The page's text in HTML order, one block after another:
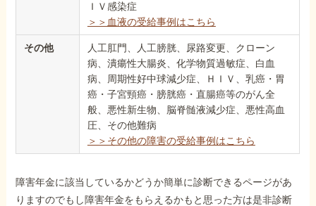
ＩＶ感染症
＞＞血液の受給事例はこちら
その他
人工肛門、人工膀胱、尿路変更、クローン
病、潰瘍性大腸炎、化学物質過敏症、白血
病、周期性好中球減少症、ＨＩＶ、乳癌・胃
癌・子宮頸癌・膀胱癌・直腸癌等のがん全
般、悪性新生物、脳脊髄液減少症、悪性高血
圧、その他難病
＞＞その他の障害の受給事例はこちら
障害年金に該当しているかどうか簡単に診断できるページがあ
りますのでもし障害年金をもらえるかもと思った方は是非診断